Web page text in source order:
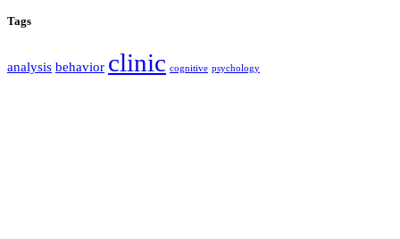
Tags
analysis behavior clinic cognitive psychology